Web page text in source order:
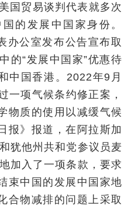
国贸易谈判代表就多次
的发展中国家身份。
办公室发布公告宣布取
的“发展中国家”优惠待
中国香港。2022年9月
一项气候条约修正案，
物质的使用以减缓气候
报》报道，在阿拉斯加
犹他州共和党参议员麦
加入了一项条款，要求
束中国的发展中国家地
合物减排的问题上采取